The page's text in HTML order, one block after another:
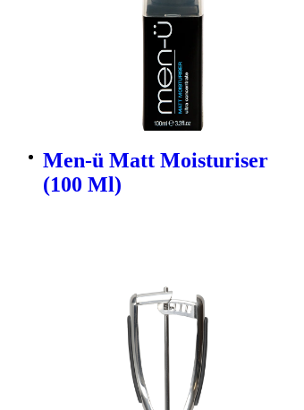
Men-ü Matt Moisturiser
(100 Ml)